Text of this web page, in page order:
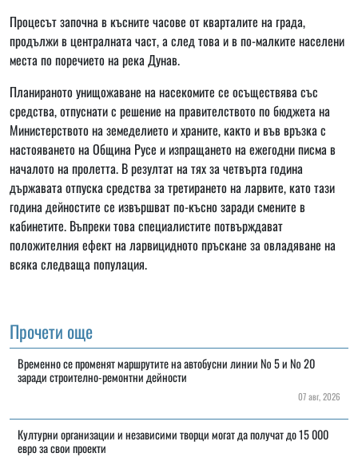
Процесът започна в късните часове от кварталите на града,
продължи в централната част, а след това и в по-малките населени
места по поречието на река Дунав.
Планираното унищожаване на насекомите се осъществява със
средства, отпуснати с решение на правителството по бюджета на
Министерството на земеделието и храните, както и във връзка с
настояването на Община Русе и изпращането на ежегодни писма в
началото на пролетта. В резултат на тях за четвърта година
държавата отпуска средства за третирането на ларвите, като тази
година дейностите се извършват по-късно заради смените в
кабинетите. Въпреки това специалистите потвърждават
положителния ефект на ларвицидното пръскане за овладяване на
всяка следваща популация.
Прочети още
Временно се променят маршрутите на автобусни линии № 5 и № 20
заради строително-ремонтни дейности
07 авг, 2026
Културни организации и независими творци могат да получат до 15 000
евро за свои проекти